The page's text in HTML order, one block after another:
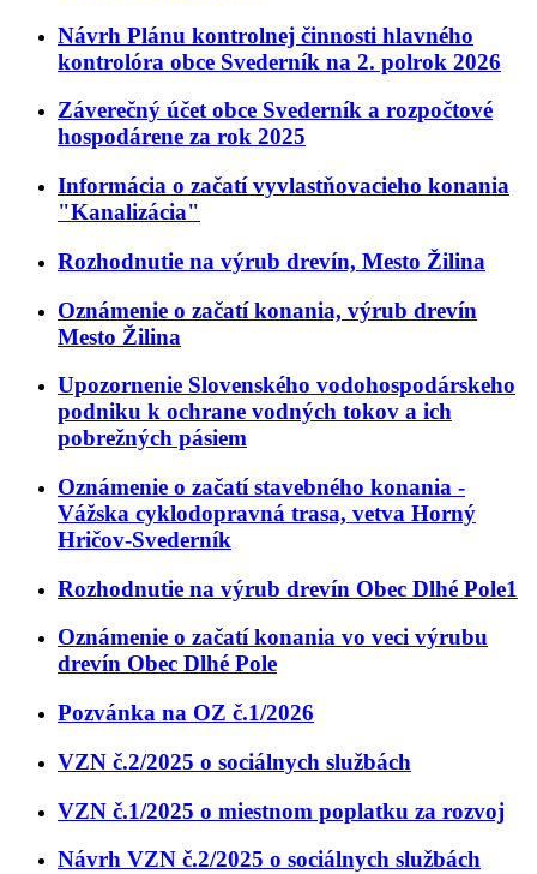
Návrh Plánu kontrolnej činnosti hlavného
kontrolóra obce Svederník na 2. polrok 2026
Záverečný účet obce Svederník a rozpočtové
hospodárene za rok 2025
Informácia o začatí vyvlastňovacieho konania
"Kanalizácia"
Rozhodnutie na výrub drevín, Mesto Žilina
Oznámenie o začatí konania, výrub drevín
Mesto Žilina
Upozornenie Slovenského vodohospodárskeho
podniku k ochrane vodných tokov a ich
pobrežných pásiem
Oznámenie o začatí stavebného konania -
Vážska cyklodopravná trasa, vetva Horný
Hričov-Svederník
Rozhodnutie na výrub drevín Obec Dlhé Pole1
Oznámenie o začatí konania vo veci výrubu
drevín Obec Dlhé Pole
Pozvánka na OZ č.1/2026
VZN č.2/2025 o sociálnych službách
VZN č.1/2025 o miestnom poplatku za rozvoj
Návrh VZN č.2/2025 o sociálnych službách